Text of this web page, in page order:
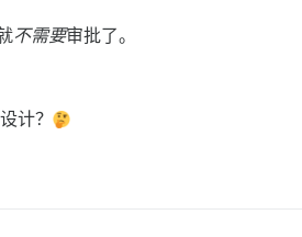
不需要审批了。
计？